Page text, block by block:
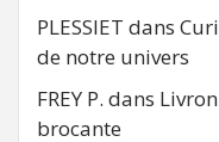
PLESSIET dans
de notre univers
FREY P. dans
brocante